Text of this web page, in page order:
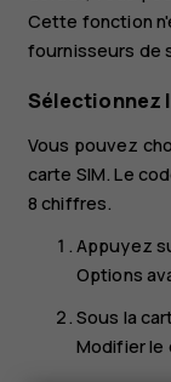
Cette fonction
fournisseurs de
Sélectionnez
Vous pouvez
carte SIM. Le
8 chiffres.
Appuyez
Options
Sous la
Modifier le